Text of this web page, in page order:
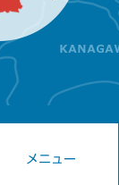
メニュー